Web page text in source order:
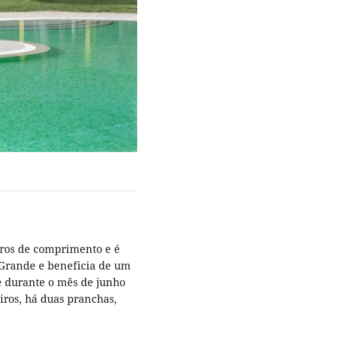
de comprimento e é
e beneficia de um
durante o mês de junho
há duas pranchas,